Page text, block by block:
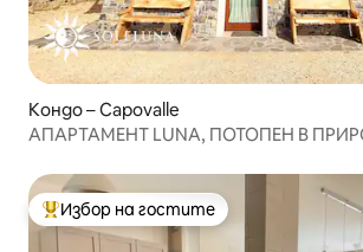
Кондо – Capovalle
АПАРТАМЕНТ LUNA, ПОТОПЕН В
Най-популярен избор на гостите
Избор на гостите